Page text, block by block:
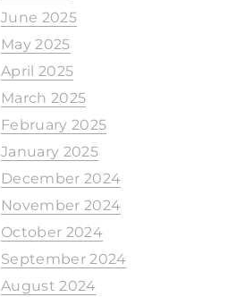
June 2025
May 2025
April 2025
March 2025
February 2025
January 2025
December 2024
November 2024
October 2024
September 2024
August 2024